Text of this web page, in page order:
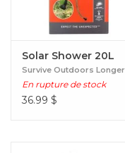
Solar Shower 20L
Survive Outdoors Longer
En rupture de stock
36.99 $